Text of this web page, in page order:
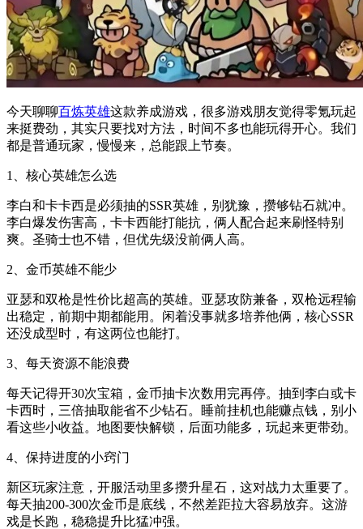
今天聊聊百炼英雄这款养成游戏，很多游戏朋友觉得零氪玩起
来挺费劲，其实只要找对方法，时间不多也能玩得开心。我们
都是普通玩家，慢慢来，总能跟上节奏。
1、核心英雄怎么选
李白和卡卡西是必须抽的SSR英雄，别犹豫，攒够钻石就冲。
李白爆发伤害高，卡卡西能打能抗，俩人配合起来刷怪特别
爽。圣骑士也不错，但优先级没前俩人高。
2、金币英雄不能少
亚瑟和双枪是性价比超高的英雄。亚瑟攻防兼备，双枪远程输
出稳定，前期中期都能用。闲着没事就多培养他俩，核心SSR
还没成型时，有这两位也能打。
3、每天资源不能浪费
每天记得开30次宝箱，金币抽卡次数用完再停。抽到李白或卡
卡西时，三倍抽取能省不少钻石。睡前挂机也能赚点钱，别小
看这些小收益。地图要快解锁，后面功能多，玩起来更带劲。
4、保持进度的小窍门
新区玩家注意，开服活动里多攒升星石，这对战力太重要了。
每天抽200-300次金币是底线，不然差距拉大容易放弃。这游
戏是长跑，稳稳提升比猛冲强。